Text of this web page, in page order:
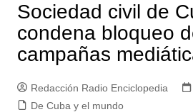
Sociedad civil de
condena bloqueo
campañas
Redacción Radio Enciclopedia
De Cuba y el mundo